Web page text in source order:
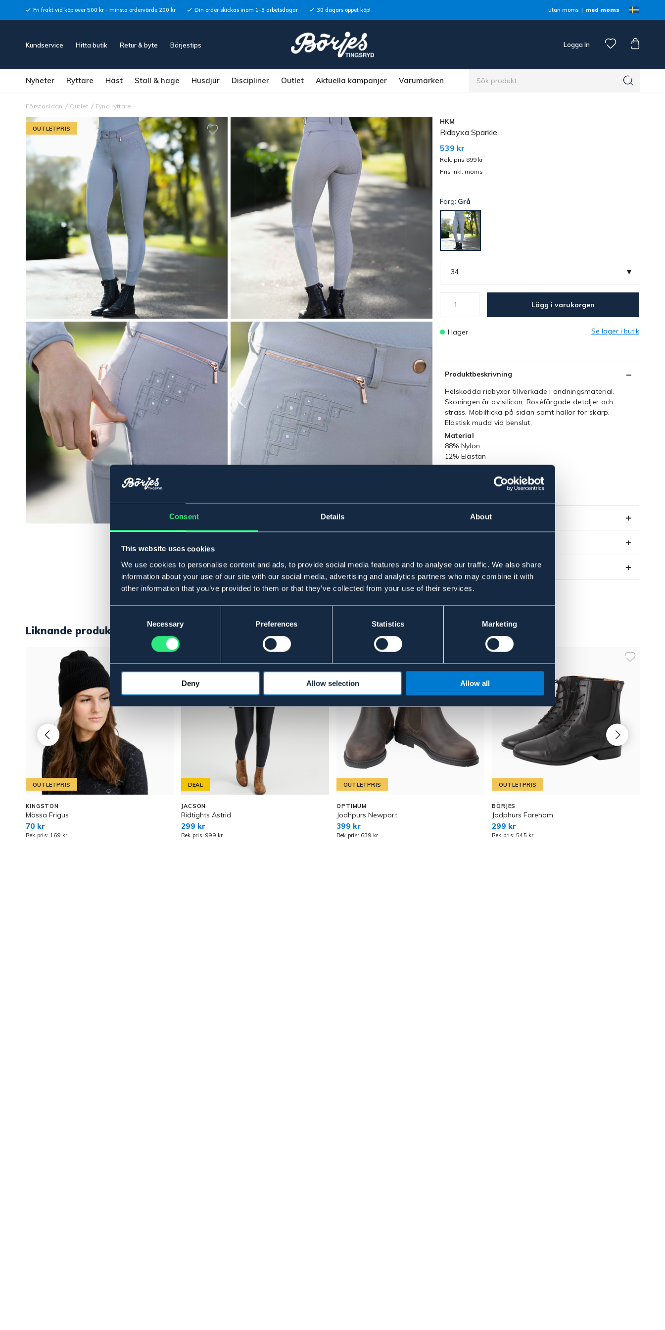
Consent Details About
This website uses cookies
We use cookies to personalise content and ads, to provide social media features and to analyse our traffic. We also share
information about your use of our site with our social media, advertising and analytics partners who may combine it with
other information that you’ve provided to them or that they’ve collected from your use of their services.
Necessary Preferences Statistics Marketing
Deny Allow selection Allow all
Fri frakt vid köp över 500 kr - minsta ordervärde 200 kr Din order skickas inom 1-3 arbetsdagar 30 dagars öppet köp! utan moms med moms
Kundservice Hitta butik Retur & byte Börjestips Logga In
Nyheter Ryttare Häst Stall & hage Husdjur Discipliner Outlet Aktuella kampanjer Varumärken
Förstasidan Outlet Fynd ryttare
OUTLETPRIS
HKM
Ridbyxa Sparkle
539 kr
Rek. pris 899 kr
Pris inkl. moms
Färg: Grå
34 ▾
Lägg i varukorgen
I lager Se lager i butik
Produktbeskrivning
Helskodda ridbyxor tillverkade i andningsmaterial.
Skoningen är av silicon. Roséfärgade detaljer och
strass. Mobilficka på sidan samt hällor för skärp.
Elastisk mudd vid benslut.
Material
88% Nylon
12% Elastan
Se lager i butik
Om varumärket
Liknande produkter
OUTLETPRIS
KINGSTON
Mössa Frigus
70 kr
Rek pris: 169 kr
DEAL
JACSON
Ridtights Astrid
299 kr
Rek pris: 999 kr
OUTLETPRIS
OPTIMUM
Jodhpurs Newport
399 kr
Rek pris: 639 kr
OUTLETPRIS
BÖRJES
Jodphurs Fareham
299 kr
Rek pris: 545 kr